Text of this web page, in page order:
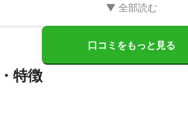
口コミをもっと見る
特徴